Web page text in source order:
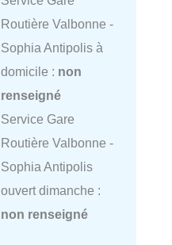
Routière Valbonne -
Sophia Antipolis à
domicile : non
renseigné
Service Gare
Routière Valbonne -
Sophia Antipolis
ouvert dimanche :
non renseigné